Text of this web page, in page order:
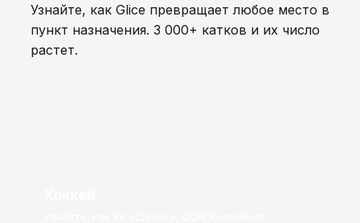
Узнайте, как Glice превращает любое место в
пункт назначения. 3 000+ катков и их число
растет.